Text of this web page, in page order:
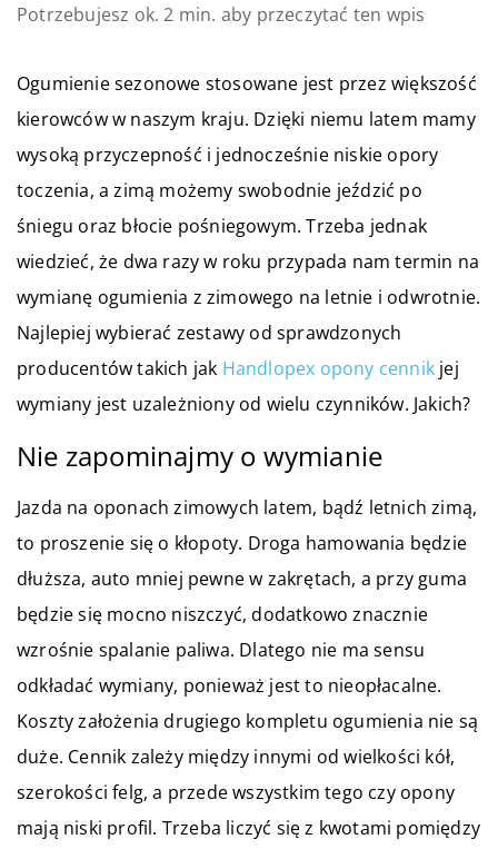
Potrzebujesz ok. 2 min. aby przeczytać ten wpis
Ogumienie sezonowe stosowane jest przez większość
kierowców w naszym kraju. Dzięki niemu latem mamy
wysoką przyczepność i jednocześnie niskie opory
toczenia, a zimą możemy swobodnie jeździć po
śniegu oraz błocie pośniegowym. Trzeba jednak
wiedzieć, że dwa razy w roku przypada nam termin na
wymianę ogumienia z zimowego na letnie i odwrotnie.
Najlepiej wybierać zestawy od sprawdzonych
producentów takich jak Handlopex opony cennik jej
wymiany jest uzależniony od wielu czynników. Jakich?
Nie zapominajmy o wymianie
Jazda na oponach zimowych latem, bądź letnich zimą,
to proszenie się o kłopoty. Droga hamowania będzie
dłuższa, auto mniej pewne w zakrętach, a przy guma
będzie się mocno niszczyć, dodatkowo znacznie
wzrośnie spalanie paliwa. Dlatego nie ma sensu
odkładać wymiany, ponieważ jest to nieopłacalne.
Koszty założenia drugiego kompletu ogumienia nie są
duże. Cennik zależy między innymi od wielkości kół,
szerokości felg, a przede wszystkim tego czy opony
mają niski profil. Trzeba liczyć się z kwotami pomiędzy